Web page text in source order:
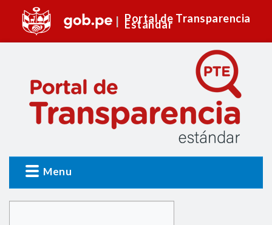
Portal de Transparencia
Estándar
Menu